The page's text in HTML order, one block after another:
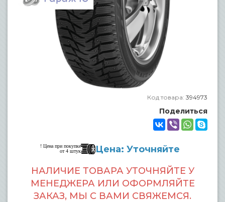
Код товара: 394973
Поделиться
! Цена при покупке
от 4 штук
Цена: Уточняйте
НАЛИЧИЕ ТОВАРА УТОЧНЯЙТЕ У
МЕНЕДЖЕРА ИЛИ ОФОРМЛЯЙТЕ
ЗАКАЗ, МЫ С ВАМИ СВЯЖЕМСЯ.